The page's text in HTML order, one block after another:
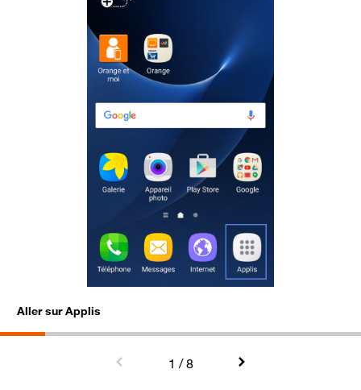
Aller sur Applis
1 / 8